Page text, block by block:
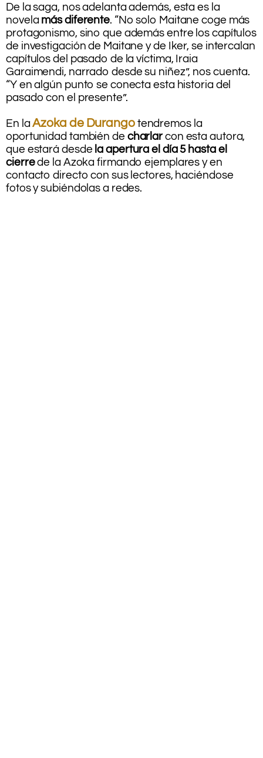
De la saga, nos adelanta además, esta es la
novela más diferente. “No solo Maitane coge más
protagonismo, sino que además entre los capítulos
de investigación de Maitane y de Iker, se intercalan
capítulos del pasado de la víctima, Iraia
Garaimendi, narrado desde su niñez”, nos cuenta.
“Y en algún punto se conecta esta historia del
pasado con el presente”.
En la Azoka de Durangotendremos la
oportunidad también de charlar con esta autora,
que estará desde la apertura el día 5 hasta el
cierrede la Azoka firmando ejemplares y en
contacto directo con sus lectores, haciéndose
fotos y subiéndolas a redes.